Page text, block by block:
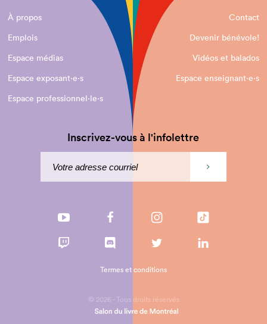
À propos
Contact
Emplois
Devenir bénévole!
Espace médias
Vidéos et balados
Espace exposant·e⋅s
Espace enseignant·e⋅s
Espace professionnel·le⋅s
Inscrivez-vous à l'infolettre
© 2026 - Tous droits réservés
Termes et conditions